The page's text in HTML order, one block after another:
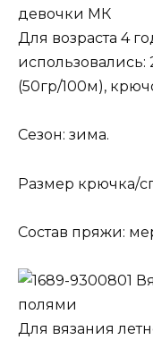
девочки МК
Для возраста 4
(50гр/100м),
Сезон: зима.
Размер крючка/
Состав пряжи:
полями
Для вязания